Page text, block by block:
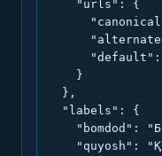
    "urls": {
    }
  },
  "labels": {
"bomdod":
"quyosh":